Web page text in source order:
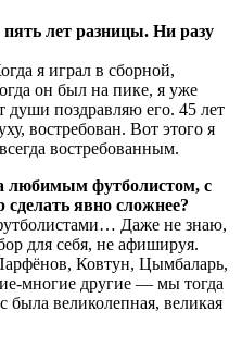
лет разницы. Ни разу
я играл в сборной,
он был на пике, я уже
души поздравляю его. 45 лет
востребован. Вот этого я
востребованным.
любимым футболистом, с
явно сложнее?
Даже не знаю,
для себя, не афишируя.
Ковтун, Цымбаларь,
многие другие — мы тогда
была великолепная, великая